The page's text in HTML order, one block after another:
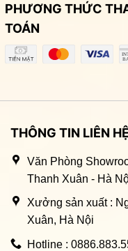
PHƯƠNG THỨC
TOÁN
THÔNG TIN LIÊN HỆ
Văn Phòng
Thanh Xuân - Hà
Xưởng sản xuất :
Xuân, Hà Nội
Hotline :